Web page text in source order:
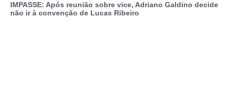
IMPASSE: Após reunião sobre vice, Adriano Galdino decide
não ir à convenção de Lucas Ribeiro